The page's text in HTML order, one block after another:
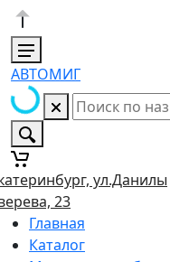
АВТОМИГ
ул.Данилы
23
Главная
Каталог